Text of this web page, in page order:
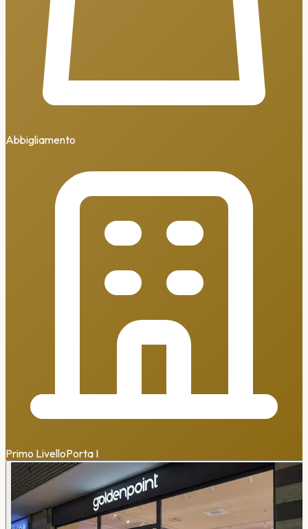
Abbigliamento
Primo LivelloPorta I